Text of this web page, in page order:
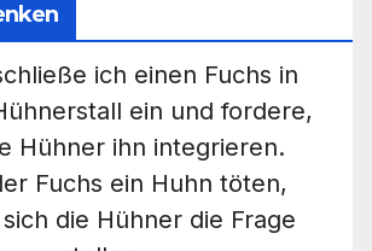
ich einen Fuchs in
ein und fordere,
Hühner ihn integrieren.
Fuchs ein Huhn töten,
die Hühner die Frage